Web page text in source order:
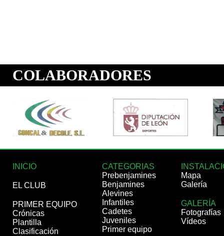
INICIO
EL CLUB
PRIMER EQUIPO
Crónicas
Plantilla
Clasificación
CATEGORIAS
Prebenjamines
Benjamines
Alevines
Infantiles
Cadetes
Juveniles
Primer equipo
Mapa
Galería
GALERÍA
Fotografías
Vídeos